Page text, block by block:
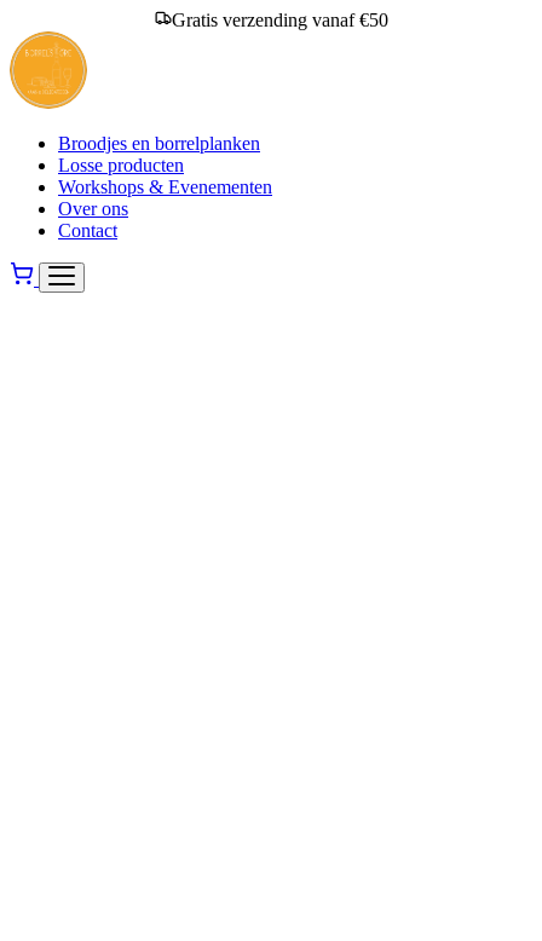
Gratis verzending vanaf €50
Broodjes en borrelplanken
Losse producten
Workshops & Evenementen
Over ons
Contact